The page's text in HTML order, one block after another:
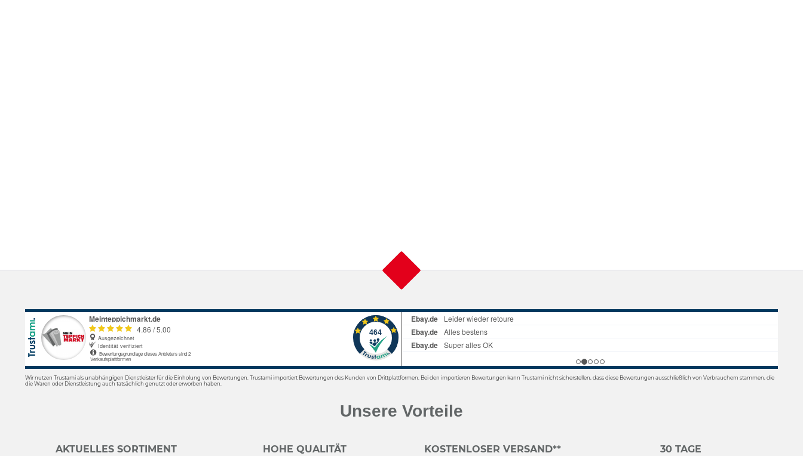
Wir nutzen Trustami als unabhängigen Dienstleister für die Einholung von Bewertungen. Trustami importiert Bewertungen des Kunden von Drittplattformen. Bei den importieren Bewertungen kann Trustami nicht sicherstellen, dass diese Bewertungen ausschließlich von Verbrauchern stammen, die
die Waren oder Dienstleistung auch tatsächlich genutzt oder erworben haben.
Unsere Vorteile
AKTUELLES SORTIMENT HOHE QUALITÄT KOSTENLOSER VERSAND** 30 TAGE